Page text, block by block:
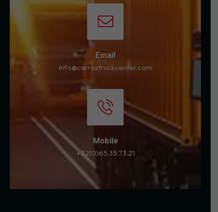
Email
info@carrostruckcenter.com
Mobile
+32(0)65.35.73.21